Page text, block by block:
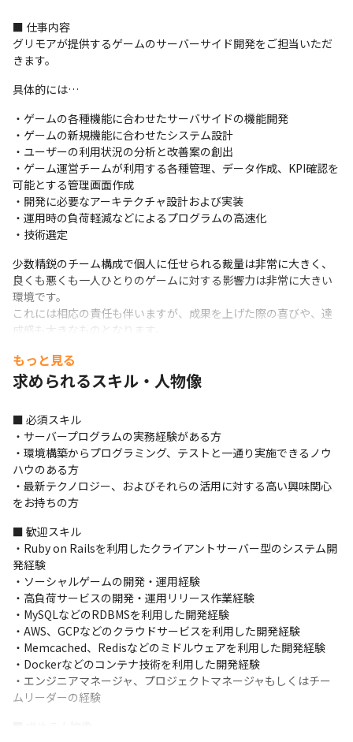
■ 仕事内容
グリモアが提供するゲームのサーバーサイド開発をご担当いただ
きます。
具体的には…
・ゲームの各種機能に合わせたサーバサイドの機能開発
・ゲームの新規機能に合わせたシステム設計
・ユーザーの利用状況の分析と改善案の創出
・ゲーム運営チームが利用する各種管理、データ作成、KPI確認を
可能とする管理画面作成
・開発に必要なアーキテクチャ設計および実装
・運用時の負荷軽減などによるプログラムの高速化
・技術選定
少数精鋭のチーム構成で個人に任せられる裁量は非常に大きく、
良くも悪くも一人ひとりのゲームに対する影響力は非常に大きい
環境です。
これには相応の責任も伴いますが、成果を上げた際の喜びや、達
成感も大きなものとなります。
◆開発環境◆
・ プログラミング言語: Ruby
・ Webアプリケーションフレームワーク: Ruby on Rails
・ データベース: Amazon Aurora(MySQL)
・ ミドルウェア: nginx, Memcached, Redis, Fluentd
・ インフラストラクチャー: AWS
・その他利用ソフトウェア：Docker
※担当タイトルは提供中タイトル、もしくは新規開発タイトルと
https://grimoire.co/lineup/
もっと見る
求められるスキル・人物像
■ 必須スキル
・サーバープログラムの実務経験がある方
・環境構築からプログラミング、テストと一通り実施できるノウ
ハウのある方
・最新テクノロジー、およびそれらの活用に対する高い興味関心
をお持ちの方
■ 歓迎スキル
・Ruby on Railsを利用したクライアントサーバー型のシステム開
発経験
・ソーシャルゲームの開発・運用経験
・高負荷サービスの開発・運用リリース作業経験
・MySQLなどのRDBMSを利用した開発経験
・AWS、GCPなどのクラウドサービスを利用した開発経験
・Memcached、Redisなどのミドルウェアを利用した開発経験
・Dockerなどのコンテナ技術を利用した開発経験
・エンジニアマネージャ、プロジェクトマネージャもしくはチー
ムリーダーの経験